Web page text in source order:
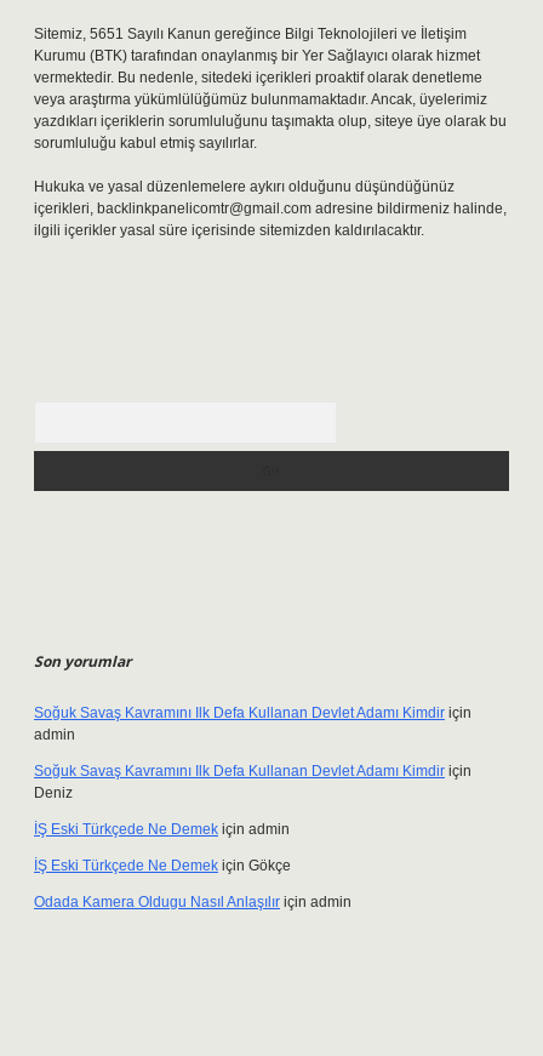
Sitemiz, 5651 Sayılı Kanun gereğince Bilgi Teknolojileri ve İletişim
Kurumu (BTK) tarafından onaylanmış bir Yer Sağlayıcı olarak hizmet
vermektedir. Bu nedenle, sitedeki içerikleri proaktif olarak denetleme
veya araştırma yükümlülüğümüz bulunmamaktadır. Ancak, üyelerimiz
yazdıkları içeriklerin sorumluluğunu taşımakta olup, siteye üye olarak bu
sorumluluğu kabul etmiş sayılırlar.
Hukuka ve yasal düzenlemelere aykırı olduğunu düşündüğünüz
içerikleri, backlinkpanelicomtr@gmail.com adresine bildirmeniz halinde,
ilgili içerikler yasal süre içerisinde sitemizden kaldırılacaktır.
Son yorumlar
Soğuk Savaş Kavramını Ilk Defa Kullanan Devlet Adamı Kimdir için
admin
Soğuk Savaş Kavramını Ilk Defa Kullanan Devlet Adamı Kimdir için
Deniz
İŞ Eski Türkçede Ne Demek için admin
İŞ Eski Türkçede Ne Demek için Gökçe
Odada Kamera Oldugu Nasıl Anlaşılır için admin